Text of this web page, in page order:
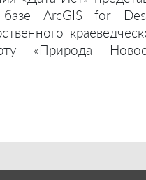
ArcGIS for
«Природа